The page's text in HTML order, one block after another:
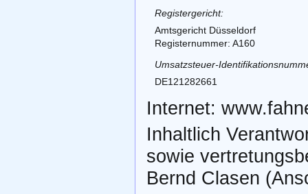
Registergericht:
Amtsgericht Düsseldorf
Registernummer: A160
Umsatzsteuer-
DE121282661
Internet:
Inhaltlich
sowie
Bernd Clasen